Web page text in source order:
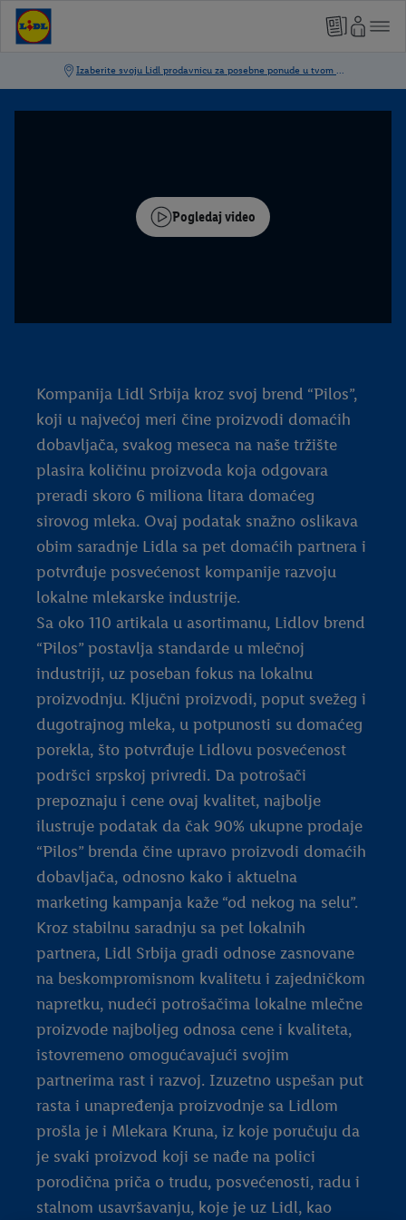
Pogledaj video
Kompanija Lidl Srbija kroz svoj brend “Pilos”,
koji u najvećoj meri čine proizvodi domaćih
dobavljača, svakog meseca na naše tržište
plasira količinu proizvoda koja odgovara
preradi skoro 6 miliona litara domaćeg
sirovog mleka. Ovaj podatak snažno oslikava
obim saradnje Lidla sa pet domaćih partnera i
potvrđuje posvećenost kompanije razvoju
lokalne mlekarske industrije.
Sa oko 110 artikala u asortimanu, Lidlov brend
“Pilos” postavlja standarde u mlečnoj
industriji, uz poseban fokus na lokalnu
proizvodnju. Ključni proizvodi, poput svežeg i
dugotrajnog mleka, u potpunosti su domaćeg
porekla, što potvrđuje Lidlovu posvećenost
podršci srpskoj privredi. Da potrošači
prepoznaju i cene ovaj kvalitet, najbolje
ilustruje podatak da čak 90% ukupne prodaje
“Pilos” brenda čine upravo proizvodi domaćih
dobavljača, odnosno kako i aktuelna
marketing kampanja kaže “od nekog na selu”.
Kroz stabilnu saradnju sa pet lokalnih
partnera, Lidl Srbija gradi odnose zasnovane
na beskompromisnom kvalitetu i zajedničkom
napretku, nudeći potrošačima lokalne mlečne
proizvode najboljeg odnosa cene i kvaliteta,
istovremeno omogućavajući svojim
partnerima rast i razvoj. Izuzetno uspešan put
rasta i unapređenja proizvodnje sa Lidlom
prošla je i Mlekara Kruna, iz koje poručuju da
je svaki proizvod koji se nađe na polici
porodična priča o trudu, posvećenosti, radu i
stalnom usavršavanju, koje je uz Lidl, kao